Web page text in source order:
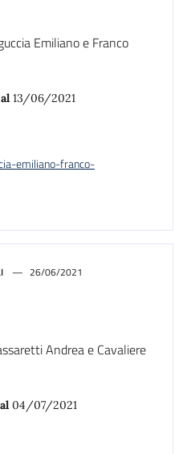
26/06/2021
Andrea e Cavaliere
al 04/07/2021
Emiliano e Franco
al 13/06/2021
emiliano-franco-